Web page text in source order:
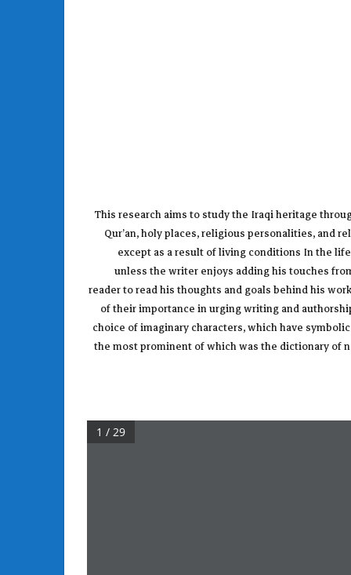
This research aims to study the Iraqi heritage
Qur’an, holy places, religious personalities, and
except as a result of living conditions In the
unless the writer enjoys adding his touches
reader to read his thoughts and goals behind his
of their importance in urging writing and
choice of imaginary characters, which have
the most prominent of which was the dictionary of
1 / 29